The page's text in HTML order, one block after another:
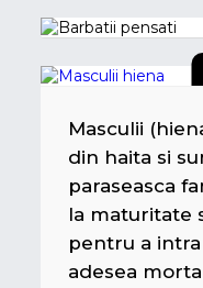
Masculii
din haita si
paraseasca
la maturitate
pentru a
adesea